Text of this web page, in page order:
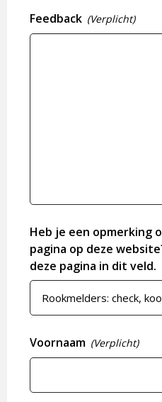
Feedback (Verplicht)
Heb je een opmerking
pagina op deze
deze pagina in dit veld.
Voornaam (Verplicht)